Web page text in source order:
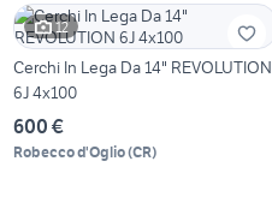
12
Cerchi In Lega Da 14" REVOLUTION
6J 4x100
600 €
Robecco d'Oglio(CR)